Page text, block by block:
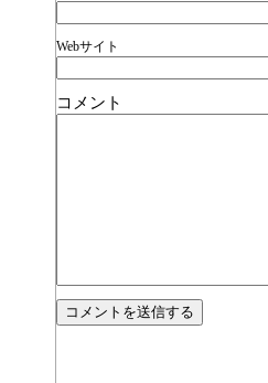
Webサイト
コメント